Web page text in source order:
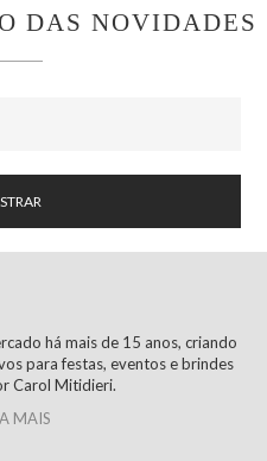
DAS NOVIDADES
há mais de 15 anos, criando
para festas, eventos e brindes
Carol Mitidieri.
MAIS